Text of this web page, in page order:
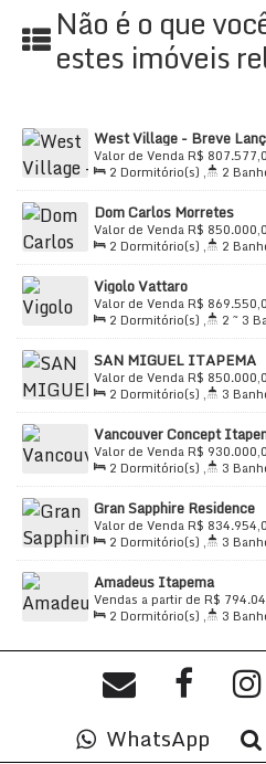
Não é o que
estes imóveis
West Village - Breve
R$
Valor de Venda
Morretes, Itapema, Santa
2 Dormitório(s) , 2
67.65m² , 2Sala(s), 1
Vaga(s), Útil:62.55m²
Dom Carlos Morretes
R$
Valor de Venda
Itapema, Santa Catarina,
2 Dormitório(s) , 2
Sala(s) , 1Suíte(s) ,
Distância do Mar
Vigolo Vattaro
R$
Valor de Venda
Morretes, Itapema, Santa
2 Dormitório(s) , 2 ~ 3
62.10m² , 2Sala(s), 1 ~ 2
Vaga(s), Útil: 60.25~ 62.10
SAN MIGUEL ITAPEMA
R$
Valor de Venda
Itapema, Santa Catarina,
2 Dormitório(s) , 3
Sala(s) , 2Suíte(s) ,
62.90m²
Vancouver Concept
R$
Valor de Venda
88220-000, Morretes,
2 Dormitório(s) , 3
Sala(s) , 2Suíte(s) ,
60.00m²
Gran Sapphire Residence
R$
Valor de Venda
Morretes, Itapema, Santa
2 Dormitório(s) , 3
Sala(s) , 2Suíte(s) ,
Distância do Mar, Útil:
Amadeus Itapema
R$
Vendas a partir de
Morretes, Itapema, Santa
2 Dormitório(s) , 3
1Vaga(s), 1700m
WhatsApp